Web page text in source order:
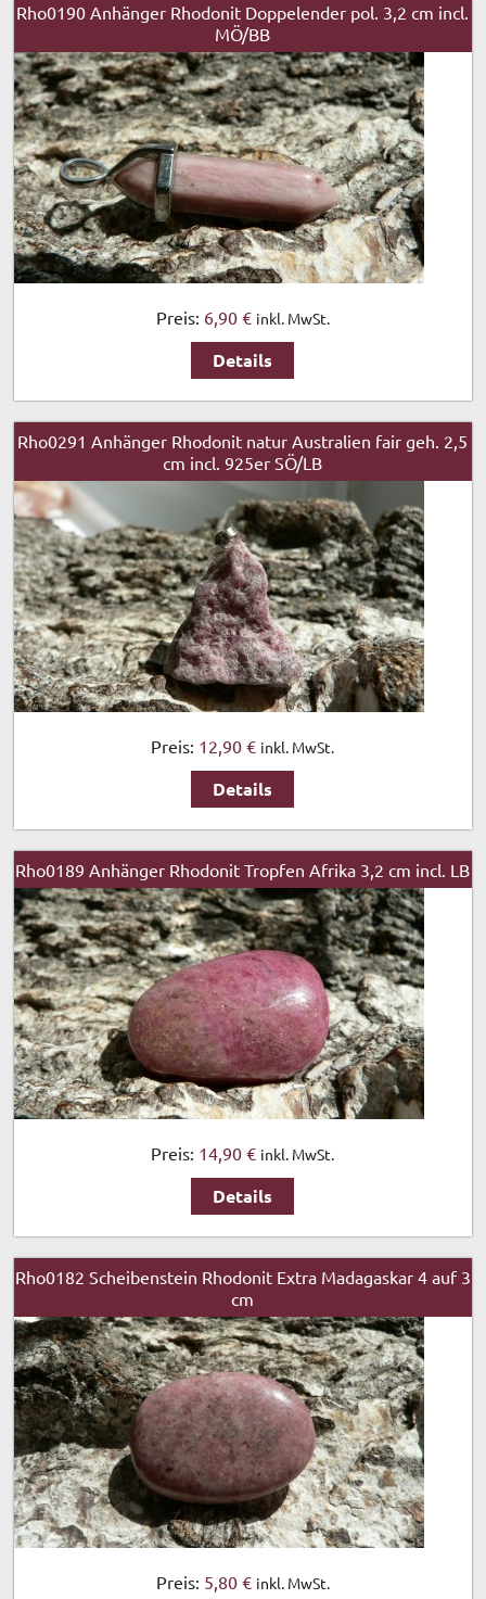
Rho0190 Anhänger Rhodonit Doppelender pol. 3,2 cm incl.
MÖ/BB
Preis: 6,90 € inkl. MwSt.
Details
Rho0291 Anhänger Rhodonit natur Australien fair geh. 2,5
cm incl. 925er SÖ/LB
Preis: 12,90 € inkl. MwSt.
Details
Rho0189 Anhänger Rhodonit Tropfen Afrika 3,2 cm incl. LB
Preis: 14,90 € inkl. MwSt.
Details
Rho0182 Scheibenstein Rhodonit Extra Madagaskar 4 auf 3
cm
Preis: 5,80 € inkl. MwSt.